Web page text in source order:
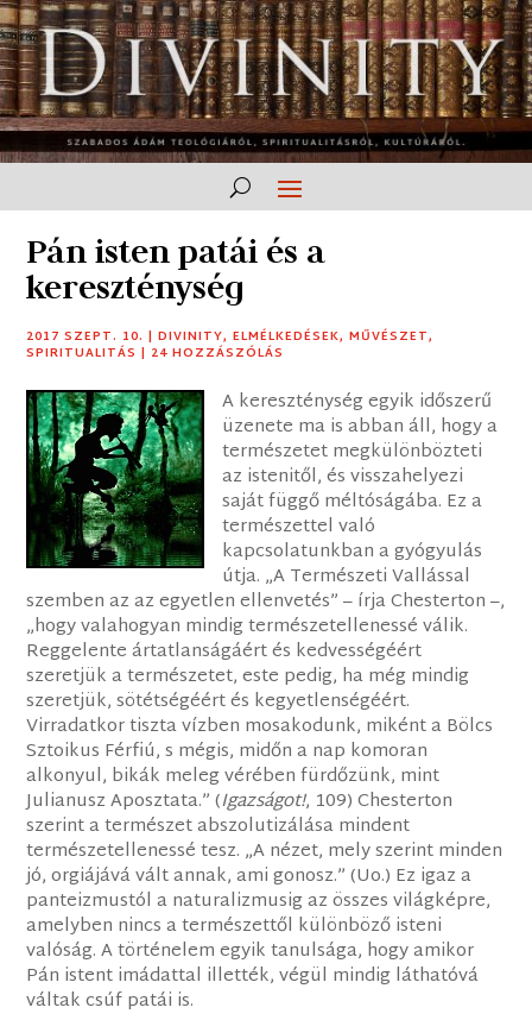
Pán isten patái és a
kereszténység
2017 SZEPT. 10. |DIVINITY,ELMÉLKEDÉSEK,MŰVÉSZET,
SPIRITUALITÁS | 24 HOZZÁSZÓLÁS
A kereszténység egyik időszerű
üzenete ma is abban áll, hogy a
természetet megkülönbözteti
az istenitől, és visszahelyezi
saját függő méltóságába. Ez a
természettel való
kapcsolatunkban a gyógyulás
útja. „A Természeti Vallással
szemben az az egyetlen ellenvetés” – írja Chesterton –,
„hogy valahogyan mindig természetellenessé válik.
Reggelente ártatlanságáért és kedvességéért
szeretjük a természetet, este pedig, ha még mindig
szeretjük, sötétségéért és kegyetlenségéért.
Virradatkor tiszta vízben mosakodunk, miként a Bölcs
Sztoikus Férfiú, s mégis, midőn a nap komoran
alkonyul, bikák meleg vérében fürdőzünk, mint
Julianusz Aposztata.” (Igazságot!, 109) Chesterton
szerint a természet abszolutizálása mindent
természetellenessé tesz. „A nézet, mely szerint minden
jó, orgiájává vált annak, ami gonosz.” (Uo.) Ez igaz a
panteizmustól a naturalizmusig az összes világképre,
amelyben nincs a természettől különböző isteni
valóság. A történelem egyik tanulsága, hogy amikor
Pán istent imádattal illették, végül mindig láthatóvá
váltak csúf patái is.